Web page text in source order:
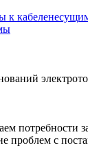
к
потребности
проблем с